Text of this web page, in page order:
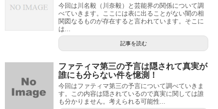
今回は川名毅（川奈毅）と芸能界の関係について調
べていきます。ここには表に出ることがない闇の相
関図なるものが存在すると言われています。そこに
は...
記事を読む
ファティマ第三の予言は隠されて真実が
誰にも分らない件を憶測！
今回はファティマ第三の予言について調べていきま
す。この内容は隠されているので真実に関しては誰
も分かりません。考えられる可能性...